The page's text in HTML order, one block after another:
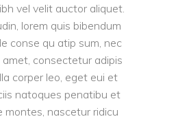
vel velit auctor aliquet.
lorem quis bibendum
conse qu atip sum, nec
consectetur adipis
corper leo, eget eui et
natoques penatibu et
montes, nascetur ridicu